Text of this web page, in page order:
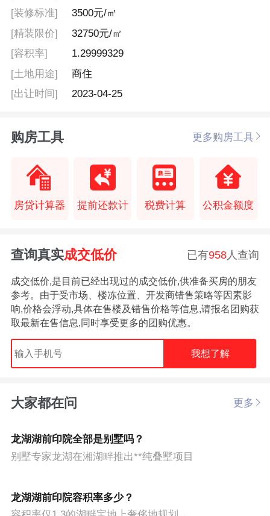
[装修标准]
3500元/㎡
[精装限价]
32750元/㎡
[容积率]
1.29999329
[土地用途]
商住
[出让时间]
2023-04-25
购房工具 更多购房工具
房贷计算器 提前还款计 税费计算 公积金额度
查询真实成交低价 已有958 人查询
成交低价,是目前已经出现过的成交低价,供准备买房的朋友
参考。由于受市场、楼冻位置、开发商错售策略等因素影
响,价格会浮动,具体在售楼及错售价格等信息,请报名团购获
取最新在售信息,同时享受更多的团购优惠。
我想了解
大家都在问 更多
龙湖湖前印院全部是别墅吗？
别墅专家龙湖在湘湖畔推出**纯叠墅项目
龙湖湖前印院容积率多少？